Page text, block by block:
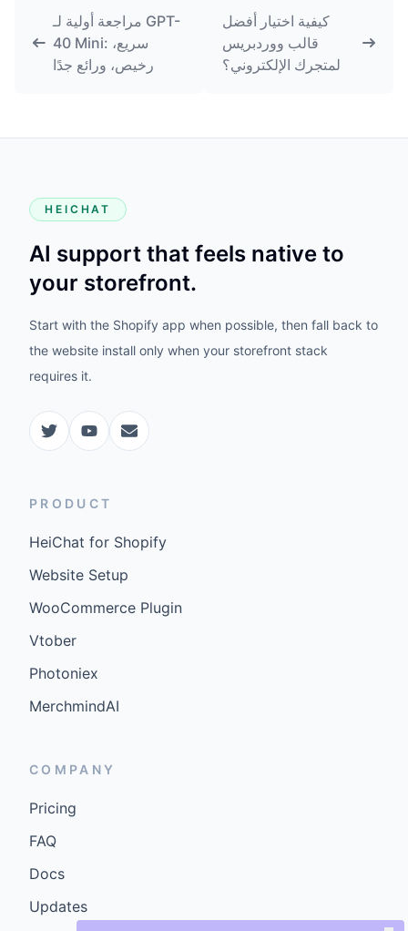
مراجعة أولية لـ GPT-
40 Mini: سريع،
رخيص، ورائع جدًا
كيفية اختيار أفضل
قالب ووردبريس
لمتجرك الإلكتروني؟
HEICHAT
AI support that feels native to
your storefront.
Start with the Shopify app when possible, then fall back to
the website install only when your storefront stack
requires it.
PRODUCT
HeiChat for Shopify
Website Setup
WooCommerce Plugin
Vtober
Photoniex
MerchmindAI
COMPANY
Pricing
FAQ
Docs
Updates